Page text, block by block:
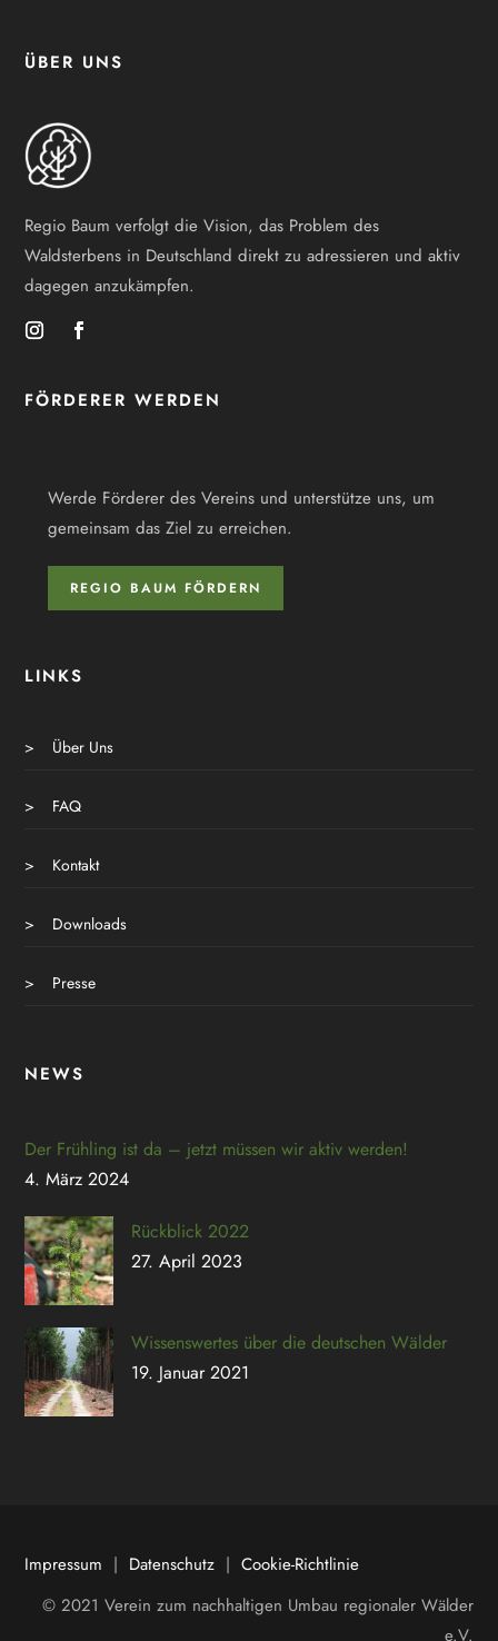
ÜBER UNS
Regio Baum verfolgt die Vision, das Problem des
Waldsterbens in Deutschland direkt zu adressieren und aktiv
dagegen anzukämpfen.
FÖRDERER WERDEN
Werde Förderer des Vereins und unterstütze uns, um
gemeinsam das Ziel zu erreichen.
REGIO BAUM FÖRDERN
LINKS
> Über Uns
> FAQ
> Kontakt
> Downloads
> Presse
NEWS
Der Frühling ist da – jetzt müssen wir aktiv werden!
4. März 2024
Rückblick 2022
27. April 2023
Wissenswertes über die deutschen Wälder
19. Januar 2021
Impressum | Datenschutz | Cookie-Richtlinie
© 2021 Verein zum nachhaltigen Umbau regionaler Wälder
e.V.